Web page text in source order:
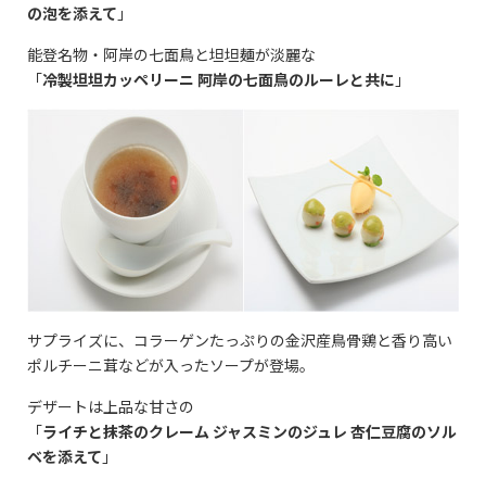
の泡を添えて 」
能登名物・阿岸の七面鳥と坦坦麺が淡麗な
「冷製坦坦カッペリーニ 阿岸の七面鳥のルーレと共に 」
サプライズに、コラーゲンたっぷりの金沢産鳥骨鶏と香り高い
ポルチーニ茸などが入ったソープが登場。
デザートは上品な甘さの
「ライチと抹茶のクレーム ジャスミンのジュレ 杏仁豆腐のソル
ベを添えて 」